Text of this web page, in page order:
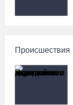
Происшествия